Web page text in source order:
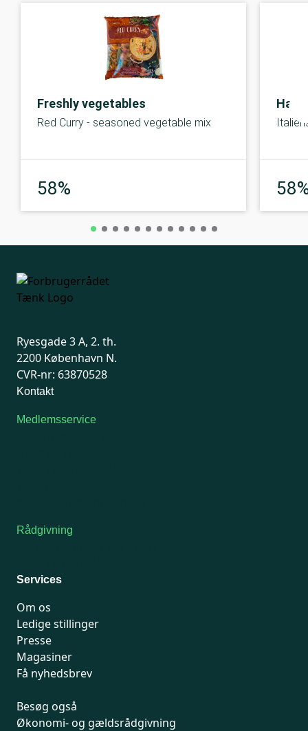
Freshly vegetables
Red Curry - seasoned vegetable mix
58%
Ryesgade 3 A, 2. th.
2200 København N.
CVR-nr: 63870528
Kontakt
Medlemsservice
Rådgivning
Services
Om os
Ledige stillinger
Presse
Magasiner
Få nyhedsbrev
Besøg også
Økonomi- og gældsrådgivning